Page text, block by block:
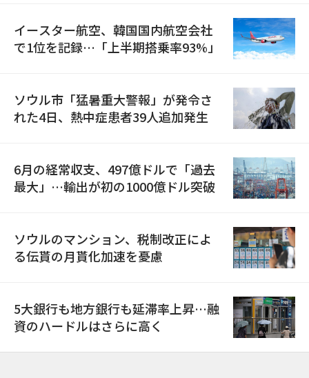
イースター航空、韓国国内航空会社
で1位を記録…「上半期搭乗率93%」
ソウル市「猛暑重大警報」が発令さ
れた4日、熱中症患者39人追加発生
6月の経常収支、497億ドルで「過去
最大」…輸出が初の1000億ドル突破
ソウルのマンション、税制改正によ
る伝貰の月貰化加速を憂慮
5大銀行も地方銀行も延滞率上昇…融
資のハードルはさらに高く